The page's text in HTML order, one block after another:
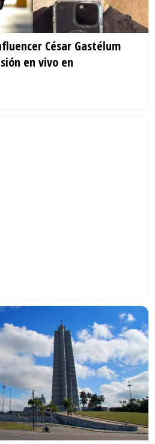
César Gastélum
en vivo en